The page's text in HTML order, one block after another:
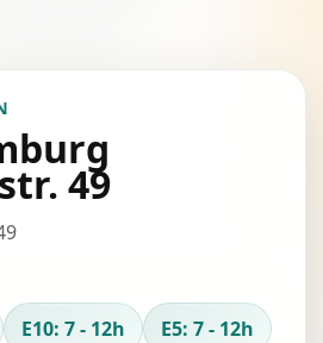
49
E10: 7 - 12h E5: 7 - 12h